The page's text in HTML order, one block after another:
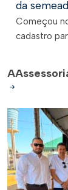
da
Começou
cadastro
A